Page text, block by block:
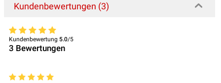
Kundenbewertungen (3)
Kundenbewertung 5.0/5
3 Bewertungen